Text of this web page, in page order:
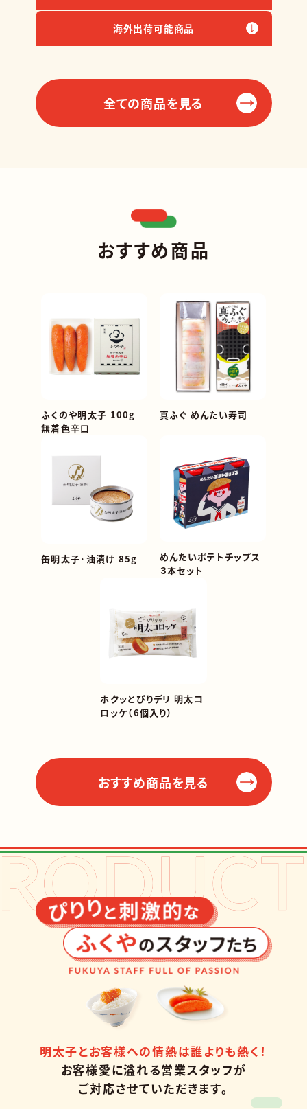
海外出荷可能商品
全ての商品を見る
おすすめ商品
ふくのや明太子 100g
無着色辛口
真ふぐ めんたい寿司
缶明太子･油漬け 85g
めんたいポテトチップス
３本セット
ホクッとぴりデリ 明太コ
ロッケ（6個入り）
おすすめ商品を見る
明太子とお客様への情熱は誰よりも熱く！
お客様愛に溢れる営業スタッフが
ご対応させていただきます。